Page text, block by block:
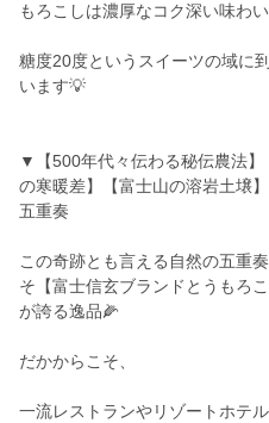
もろこしは濃厚なコク深い味わ
糖度20度というスイーツの域に
います💡
▼【500年代々伝わる秘伝農法
の寒暖差】【富士山の溶岩土壌
五重奏
この奇跡とも言える自然の五重
そ【富士信玄ブランドとうもろ
が誇る逸品🌽
だかからこそ、
一流レストランやリゾートホテ